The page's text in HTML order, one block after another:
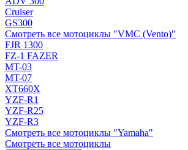
Cruiser
GS300
Смотреть все мотоциклы "VMC (Vento)"
FJR 1300
FZ-1 FAZER
MT-03
MT-07
XT660X
YZF-R1
YZF-R25
YZF-R3
Смотреть все мотоциклы "Yamaha"
Смотреть все мотоциклы